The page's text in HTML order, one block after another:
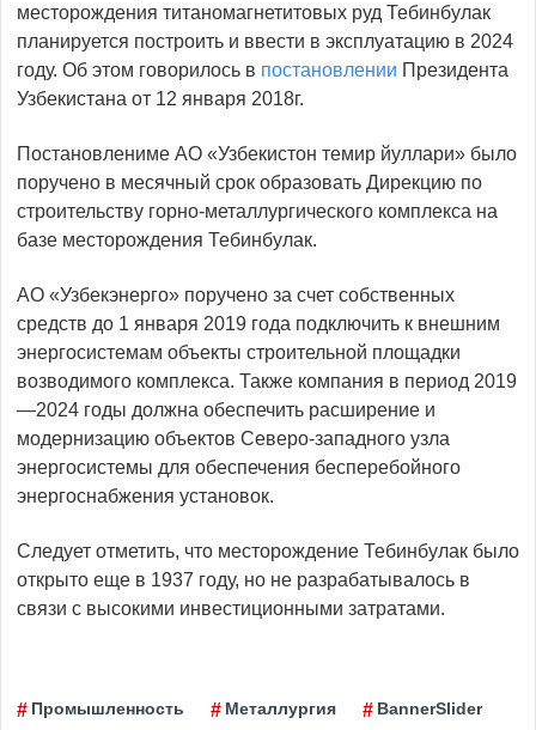
месторождения титаномагнетитовых руд Тебинбулак
планируется построить и ввести в эксплуатацию в 2024
году. Об этом говорилось в постановлении Президента
Узбекистана от 12 января 2018г.
Постановлениме АО «Узбекистон темир йуллари» было
поручено в месячный срок образовать Дирекцию по
строительству горно-металлургического комплекса на
базе месторождения Тебинбулак.
АО «Узбекэнерго» поручено за счет собственных
средств до 1 января 2019 года подключить к внешним
энергосистемам объекты строительной площадки
возводимого комплекса. Также компания в период 2019
—2024 годы должна обеспечить расширение и
модернизацию объектов Северо-западного узла
энергосистемы для обеспечения бесперебойного
энергоснабжения установок.
Следует отметить, что месторождение Тебинбулак было
открыто еще в 1937 году, но не разрабатывалось в
связи с высокими инвестиционными затратами.
Промышленность Металлургия BannerSlider